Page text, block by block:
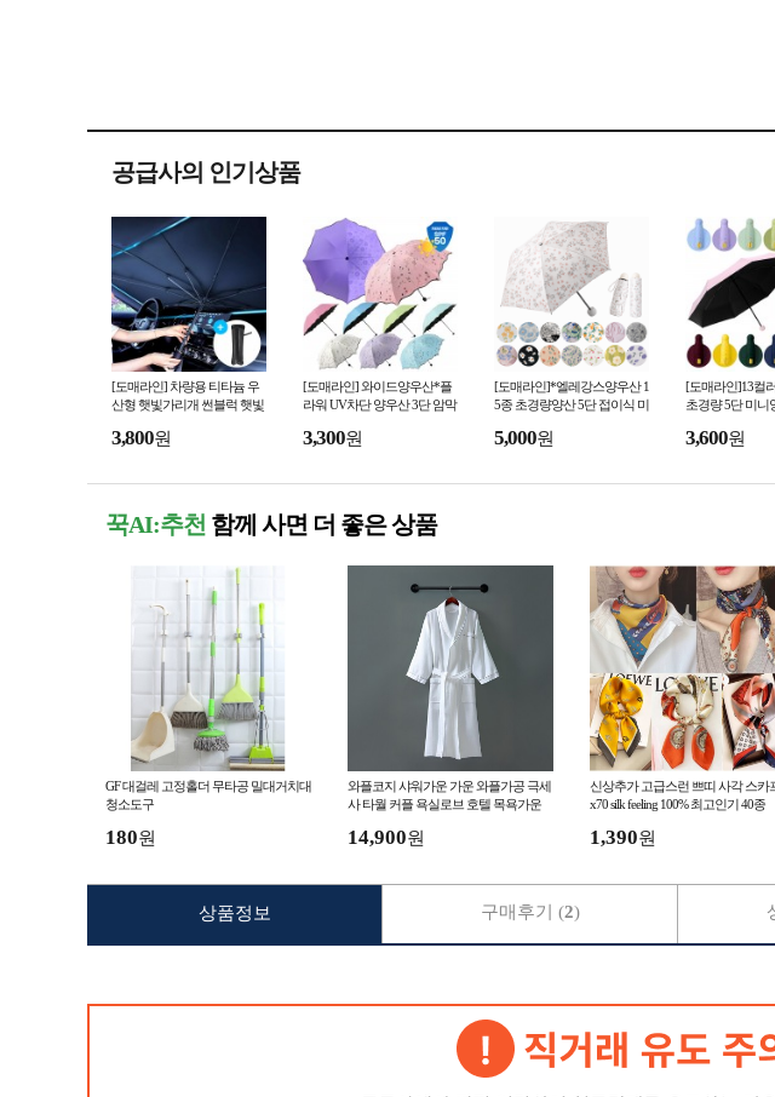
공급사의 인기상품
[도매라인] 차량용 티타늄 우
산형 햇빛가리개 썬블럭 햇빛
차 쿨링용품
3,800원
[도매라인] 와이드양우산*플
라워 UV차단 양우산 3단 암막
늬양산
3,300원
[도매라인]*엘레강스양우산 1
5종 초경량양산 5단 접이식 미
자외선차단 UV차단
5,000원
[도매라인]13컬
초경량 5단 미니
접이식 양산 양우
3,600원
꾹AI:추천 함께 사면 더 좋은 상품
GF 대걸레 고정홀더 무타공 밀대거치대
청소도구
180원
와플코지 샤워가운 가운 와플가공 극세
사 타월 커플 욕실로브 호텔 목욕가운
14,900원
신상추가 고급스런 쁘띠 사각 스카
x70 silk feeling 100% 최고인기 40종
1,390원
상품정보 구매후기 (2)